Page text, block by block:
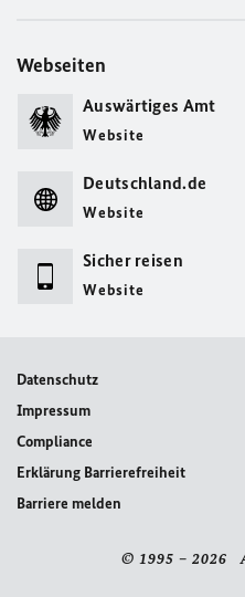
Webseiten
Auswärtiges Amt
Website
Deutschland.de
Website
Sicher reisen
Website
Datenschutz
Impressum
Compliance
Erklärung Barrierefreiheit
Barriere melden
© 1995 – 2026